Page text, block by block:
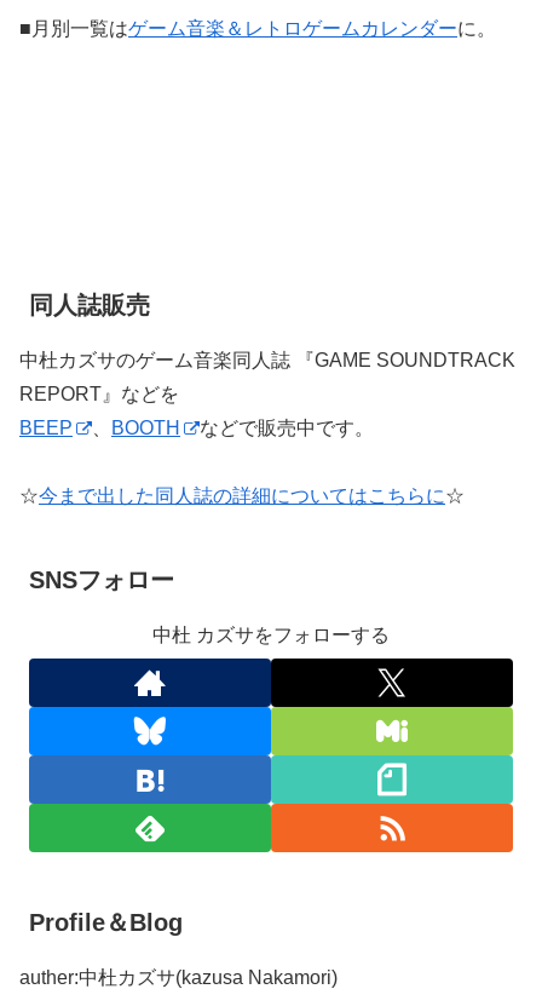
■月別一覧はゲーム音楽＆レトロゲームカレンダーに。
同人誌販売
中杜カズサのゲーム音楽同人誌 『GAME SOUNDTRACK
REPORT』などを
BEEP
BOOTH などで販売中です。
☆今まで出した同人誌の詳細についてはこちらに☆
SNSフォロー
中杜 カズサをフォローする
Profile＆Blog
auther:中杜カズサ(kazusa Nakamori)